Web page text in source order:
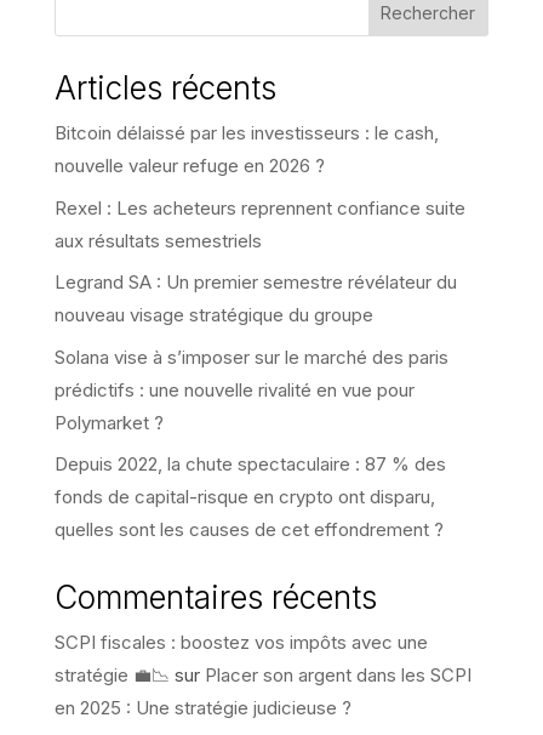
Rechercher
Articles récents
Bitcoin délaissé par les investisseurs : le cash,
nouvelle valeur refuge en 2026 ?
Rexel : Les acheteurs reprennent confiance suite
aux résultats semestriels
Legrand SA : Un premier semestre révélateur du
nouveau visage stratégique du groupe
Solana vise à s’imposer sur le marché des paris
prédictifs : une nouvelle rivalité en vue pour
Polymarket ?
Depuis 2022, la chute spectaculaire : 87 % des
fonds de capital-risque en crypto ont disparu,
quelles sont les causes de cet effondrement ?
Commentaires récents
SCPI fiscales : boostez vos impôts avec une
stratégie 💼📉 sur Placer son argent dans les SCPI
en 2025 : Une stratégie judicieuse ?